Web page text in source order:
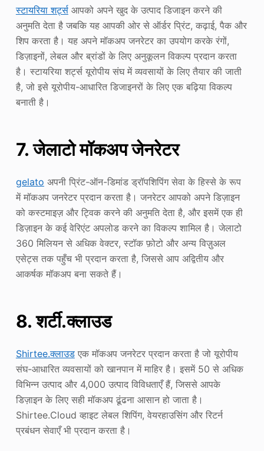
स्टायरिया शर्ट्सआपको अपने खुद के उत्पाद डिजाइन करने की
अनुमति देता है जबकि यह आपकी ओर से ऑर्डर प्रिंट, कढ़ाई, पैक और
शिप करता है। यह अपने मॉकअप जनरेटर का उपयोग करके रंगों,
डिज़ाइनों, लेबल और ब्रांडों के लिए अनुकूलन विकल्प प्रदान करता
है। स्टायरिया शर्ट्स यूरोपीय संघ में व्यवसायों के लिए तैयार की जाती
है, जो इसे यूरोपीय-आधारित डिजाइनरों के लिए एक बढ़िया विकल्प
बनाती है।
7. जेलाटो मॉकअप जेनरेटर
gelato अपनी प्रिंट-ऑन-डिमांड ड्रॉपशिपिंग सेवा के हिस्से के रूप
में मॉकअप जनरेटर प्रदान करता है। जनरेटर आपको अपने डिज़ाइन
को कस्टमाइज़ और ट्विक करने की अनुमति देता है, और इसमें एक ही
डिज़ाइन के कई वेरिएंट अपलोड करने का विकल्प शामिल है। जेलाटो
360 मिलियन से अधिक वेक्टर, स्टॉक फ़ोटो और अन्य विज़ुअल
एसेट्स तक पहुँच भी प्रदान करता है, जिससे आप अद्वितीय और
आकर्षक मॉकअप बना सकते हैं।
8. शर्टी.क्लाउड
Shirtee.क्लाउडएक मॉकअप जनरेटर प्रदान करता है जो यूरोपीय
संघ-आधारित व्यवसायों को खानपान में माहिर है। इसमें 50 से अधिक
विभिन्न उत्पाद और 4,000 उत्पाद विविधताएँ हैं, जिससे आपके
डिज़ाइन के लिए सही मॉकअप ढूंढना आसान हो जाता है।
Shirtee.Cloud व्हाइट लेबल शिपिंग, वेयरहाउसिंग और रिटर्न
प्रबंधन सेवाएँ भी प्रदान करता है।